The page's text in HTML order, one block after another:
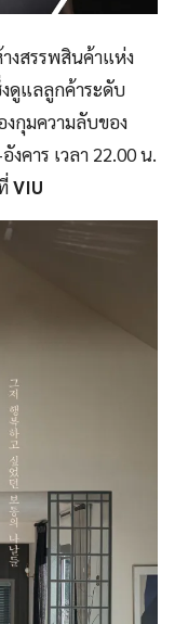
งสรรพสินค้าแห่ง
ดูแลลูกค้าระดับ
กุมความลับของ
คาร เวลา 22.00 น.
VIU